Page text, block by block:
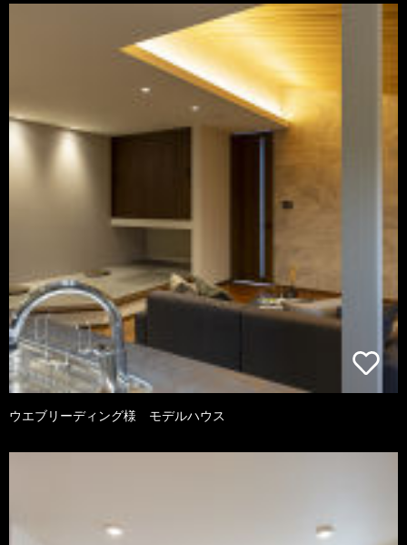
ウエブリーディング様 モデルハウス